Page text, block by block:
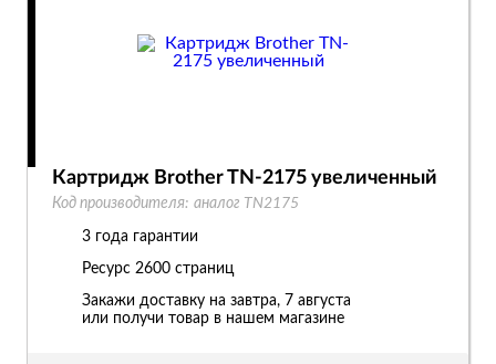
Картридж Brother TN-2175 увеличенный
Код производителя: аналог TN2175
3 года гарантии
Ресурс 2600 страниц
Закажи доставку на завтра, 7 августа
или получи товар в нашем магазине